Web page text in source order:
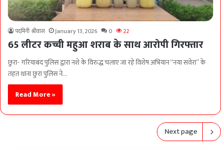
पदमिनी श्रीवास January 13, 2026 0 22
65 लीटर कच्ची महुआ शराब के साथ आरोपी गिरफ्तार
छुरा- गरियाबंद पुलिस द्वारा नशे के विरुद्ध चलाए जा रहे विशेष अभियान “नया सवेरा” के
तहत थाना छुरा पुलिस ने…
Read More »
Next page